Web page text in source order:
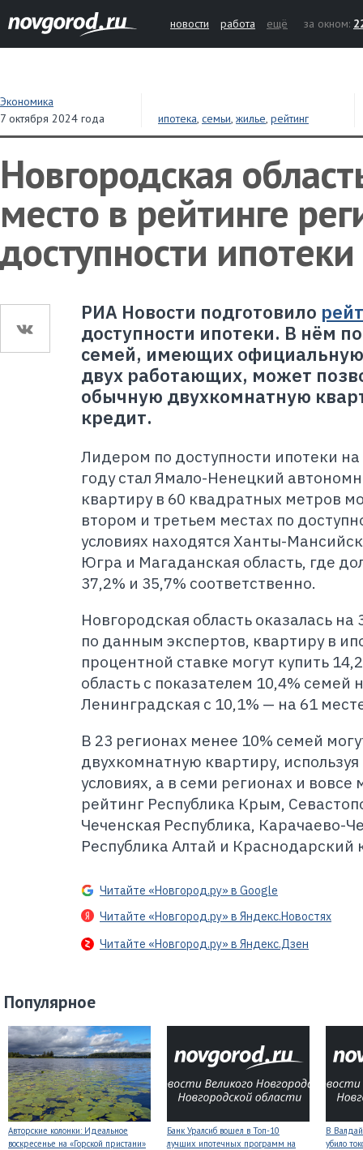
новости работа ещё за окном:
Экономика
7 октября 2024 года
ипотека, семьи, жилье, рейтинг
Новгородская
место в рейтинге
доступности ипотеки
РИА Новости подготовило
доступности ипотеки. В нём
семей, имеющих официальную
двух работающих, может
обычную двухкомнатную
кредит.
Лидером по доступности ипотеки
году стал Ямало-Ненецкий
квартиру в 60 квадратных метров
втором и третьем местах по
условиях находятся Ханты-
Югра и Магаданская область, где
37,2% и 35,7% соответственно.
Новгородская область оказалась
по данным экспертов, квартиру в
процентной ставке могут купить
область с показателем 10,4% семей
Ленинградская с 10,1% — на 61
В 23 регионах менее 10% семей
двухкомнатную квартиру,
условиях, а в семи регионах и
рейтинг Республика Крым,
Чеченская Республика, Карачаево-
Республика Алтай и Краснодарский
Читайте «Новгород.ру» в Google
Читайте «Новгород.ру» в Яндекс.Новостях
Читайте «Новгород.ру» в Яндекс.Дзен
Популярное
Авторские колонки: Идеальное
воскресенье на «Горской пристани»
Банк Уралсиб вошел в Топ-10
лучших ипотечных программ на
В
убило